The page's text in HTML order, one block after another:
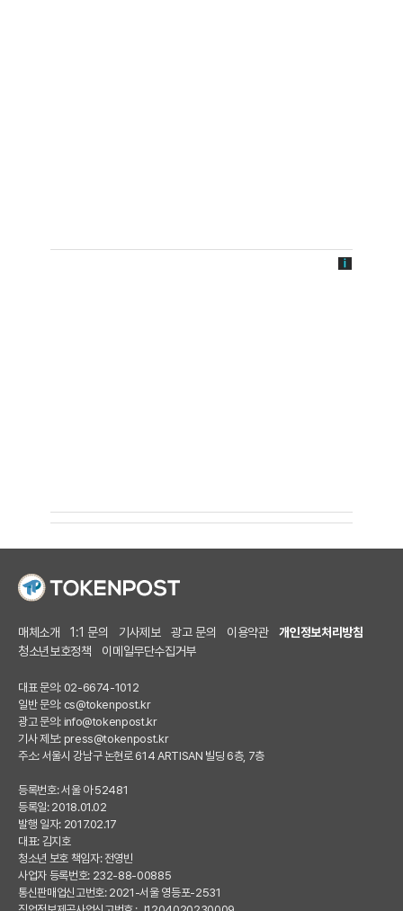
매체소개 1:1 문의 기사제보 광고 문의 이용약관
개인정보처리방침
청소년보호정책
이메일무단수집거부
대표 문의: 02-6674-1012
일반 문의: cs@tokenpost.kr
광고 문의: info@tokenpost.kr
기사 제보: press@tokenpost.kr
주소: 서울시 강남구 논현로 614 ARTISAN 빌딩 6층, 7층
등록번호: 서울 아 52481
등록일: 2018.01.02
발행 일자: 2017.02.17
대표: 김지호
청소년 보호 책임자: 전영빈
사업자 등록번호: 232-88-00885
통신판매업신고번호: 2021-서울 영등포-2531